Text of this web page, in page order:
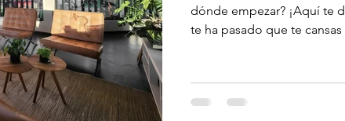
dónde empezar? ¡Aquí te
te ha pasado que te cansas